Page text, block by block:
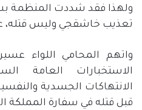
ولهذا فقد شددت المنظمة
تعذيب خاشقجي وليس قتله،
واتهم المحامي اللواء
الاستخبارات العامة
الانتهاكات الجسدية
قبل قتله في سفارة المملكة